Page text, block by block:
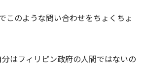
このような問い合わせをちょくちょ
はフィリピン政府の人間ではないの